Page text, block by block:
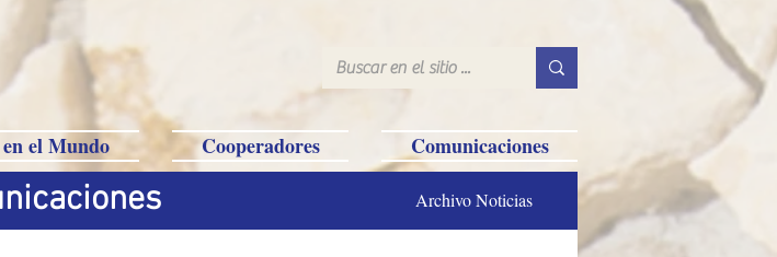
el Mundo Cooperadores Comunicaciones
Archivo Noticias